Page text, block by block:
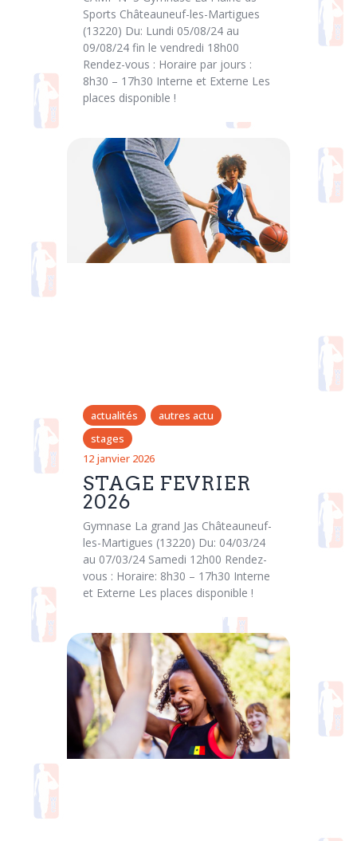
Sports Châteauneuf-les-Martigues
(13220) Du: Lundi 05/08/24 au
09/08/24 fin le vendredi 18h00
Rendez-vous : Horaire par jours :
8h30 – 17h30 Interne et Externe Les
places disponible !
actualités
autres actu
stages
12 janvier 2026
STAGE FEVRIER
2026
Gymnase La grand Jas Châteauneuf-
les-Martigues (13220) Du: 04/03/24
au 07/03/24 Samedi 12h00 Rendez-
vous : Horaire: 8h30 – 17h30 Interne
et Externe Les places disponible !